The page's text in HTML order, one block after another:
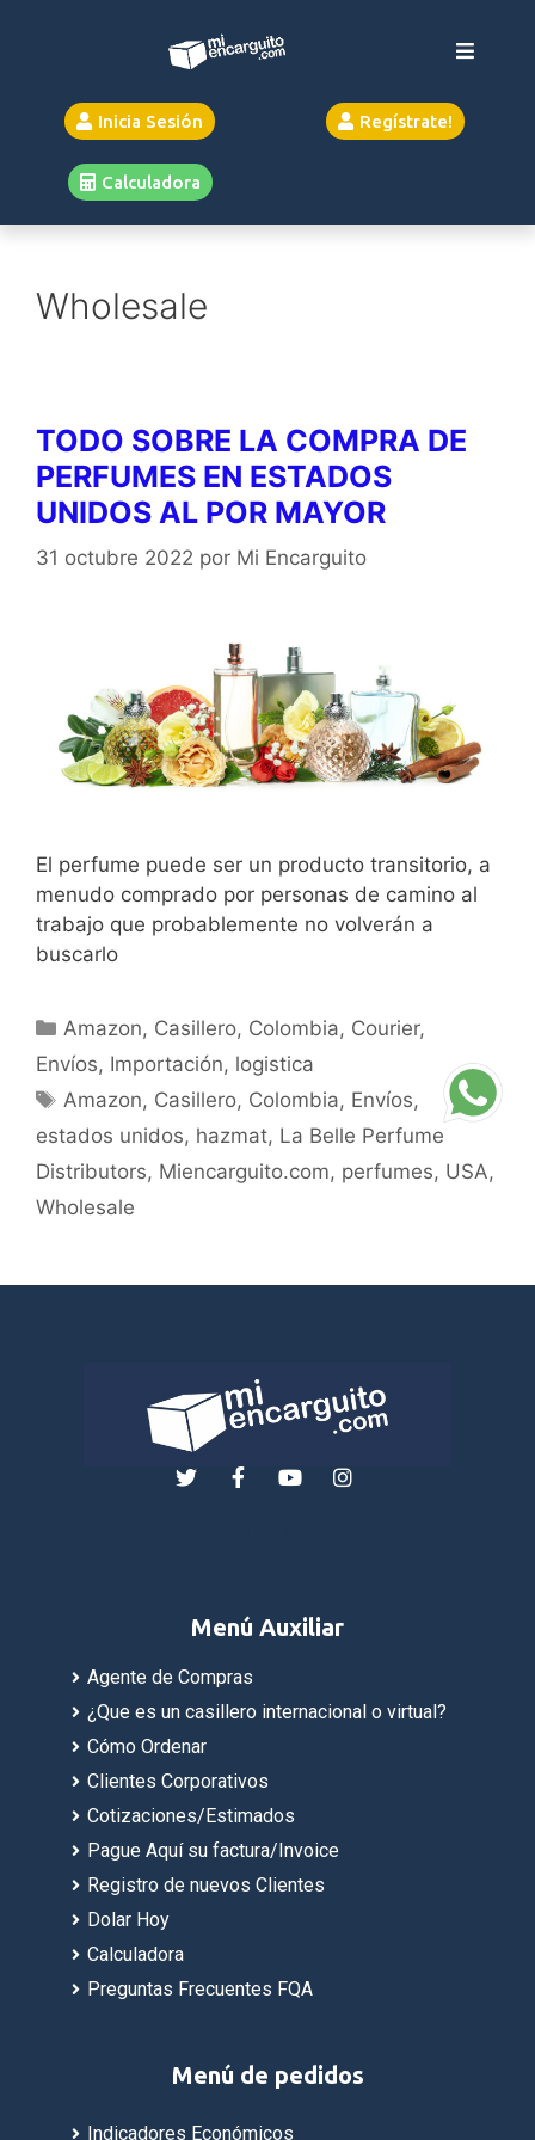
Inicia Sesión Regístrate!
Calculadora
Wholesale
TODO SOBRE LA COMPRA DE
PERFUMES EN ESTADOS
UNIDOS AL POR MAYOR
31 octubre 2022 por Mi Encarguito
El perfume puede ser un producto transitorio, a
menudo comprado por personas de camino al
trabajo que probablemente no volverán a
buscarlo
Amazon, Casillero, Colombia, Courier,
Envíos, Importación, logistica
Amazon, Casillero, Colombia, Envíos,
estados unidos, hazmat, La Belle Perfume
Distributors, Miencarguito.com, perfumes, USA,
Wholesale
Menú Auxiliar
Agente de Compras
¿Que es un casillero internacional o virtual?
Cómo Ordenar
Clientes Corporativos
Cotizaciones/Estimados
Pague Aquí su factura/Invoice
Registro de nuevos Clientes
Dolar Hoy
Calculadora
Preguntas Frecuentes FQA
Menú de pedidos
Indicadores Económicos